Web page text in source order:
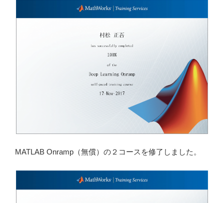
n
MATLAB Onramp（無償）の２コースを修了しました。